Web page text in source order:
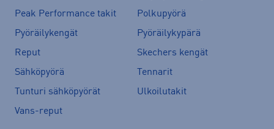
Peak Performance takit
Polkupyörä
Pyöräilykengät
Pyöräilykypärä
Reput
Skechers kengät
Sähköpyörä
Tennarit
Tunturi sähköpyörät
Ulkoilutakit
Vans-reput